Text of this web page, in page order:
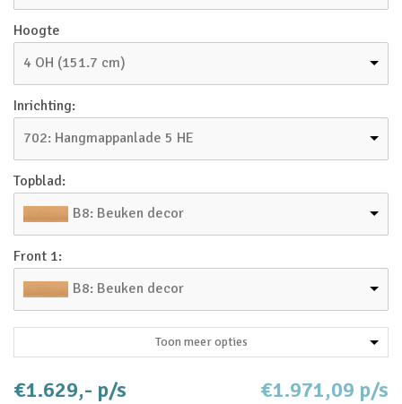
Hoogte
4 OH (151.7 cm)
Inrichting:
702: Hangmappanlade 5 HE
Topblad:
B8: Beuken decor
Front 1:
B8: Beuken decor
Toon meer opties
€1.629,- p/s €1.971,09 p/s